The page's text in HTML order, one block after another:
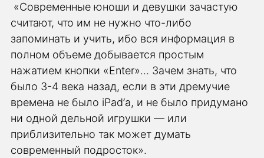
«Современные юноши и девушки зачастую
считают, что им не нужно что-либо
запоминать и учить, ибо вся информация в
полном объеме добывается простым
нажатием кнопки «Enter»… Зачем знать, что
было 3-4 века назад, если в эти дремучие
времена не было iPad’а, и не было придумано
ни одной дельной игрушки — или
приблизительно так может думать
современный подросток».